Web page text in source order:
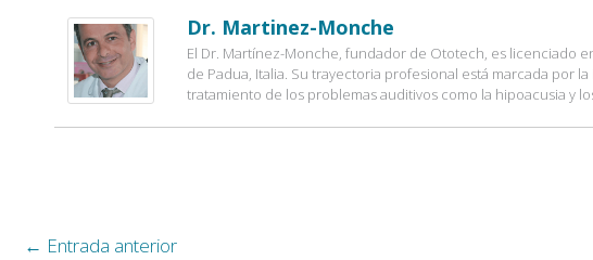
Dr. Martinez-Monche
El Dr. Martínez-Monche, fundador de Ototech, es licenciado
de Padua, Italia. Su trayectoria profesional está marcada por
tratamiento de los problemas auditivos como la hipoacusia y
← Entrada anterior